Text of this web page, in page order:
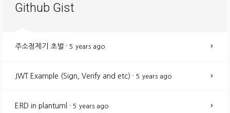
Github Gist
주소정제기 초벌 · 5 years ago
JWT Example (Sign, Verify and etc) · 5 years ago
ERD in plantuml · 5 years ago